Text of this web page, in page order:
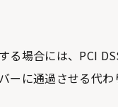
る場合には、PCI
ーに通過させる代